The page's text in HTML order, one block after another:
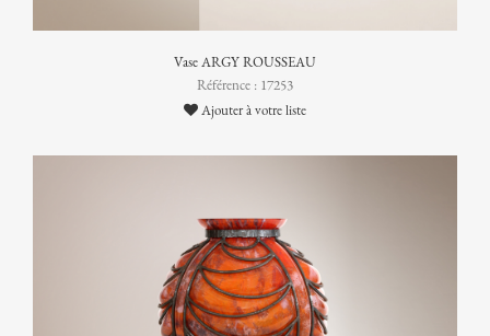
Vase ARGY ROUSSEAU
Référence : 17253
Ajouter à votre liste